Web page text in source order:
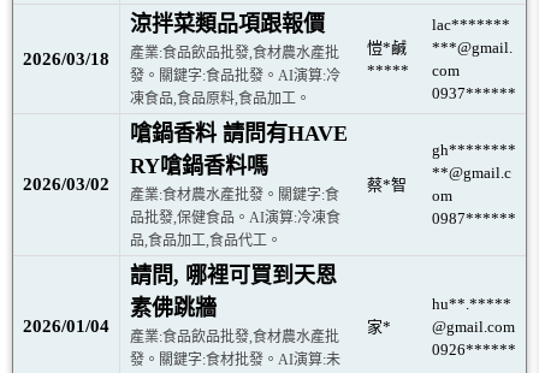
2026/03/18
涼拌菜類品項跟報價
產業:食品飲品批發,食材農水產批
發。關鍵字:食品批發。AI演算:冷
凍食品,食品原料,食品加工。
愷*鹹
*****
lac*******
***@gmail.
com
0937******
2026/03/02
嗆鍋香料 請問有HAVE
RY嗆鍋香料嗎
產業:食材農水產批發。關鍵字:食
品批發,保健食品。AI演算:冷凍食
品,食品加工,食品代工。
蔡*智
gh********
**@gmail.c
om
0987******
2026/01/04
請問, 哪裡可買到天恩
素佛跳牆
產業:食品飲品批發,食材農水產批
發。關鍵字:食材批發。AI演算:未
家*
hu**.*****
@gmail.com
0926******